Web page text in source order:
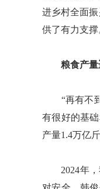
进乡村全面
供了有力支撑
粮食产量迈
“再有不到
有很好的基
产量1.4万亿
2024年，